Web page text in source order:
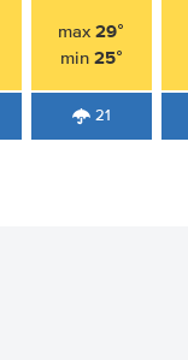
max29°
min 25°
21